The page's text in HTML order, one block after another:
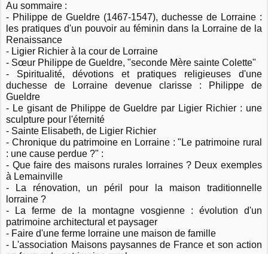
Au sommaire :
- Philippe de Gueldre (1467-1547), duchesse de Lorraine :
les pratiques d'un pouvoir au féminin dans la Lorraine de la
Renaissance
- Ligier Richier à la cour de Lorraine
- Sœur Philippe de Gueldre, "seconde Mère sainte Colette"
- Spiritualité, dévotions et pratiques religieuses d'une
duchesse de Lorraine devenue clarisse : Philippe de
Gueldre
- Le gisant de Philippe de Gueldre par Ligier Richier : une
sculpture pour l'éternité
- Sainte Elisabeth, de Ligier Richier
- Chronique du patrimoine en Lorraine : "Le patrimoine rural
: une cause perdue ?" :
- Que faire des maisons rurales lorraines ? Deux exemples
à Lemainville
- La rénovation, un péril pour la maison traditionnelle
lorraine ?
- La ferme de la montagne vosgienne : évolution d'un
patrimoine architectural et paysager
- Faire d'une ferme lorraine une maison de famille
- L'association Maisons paysannes de France et son action